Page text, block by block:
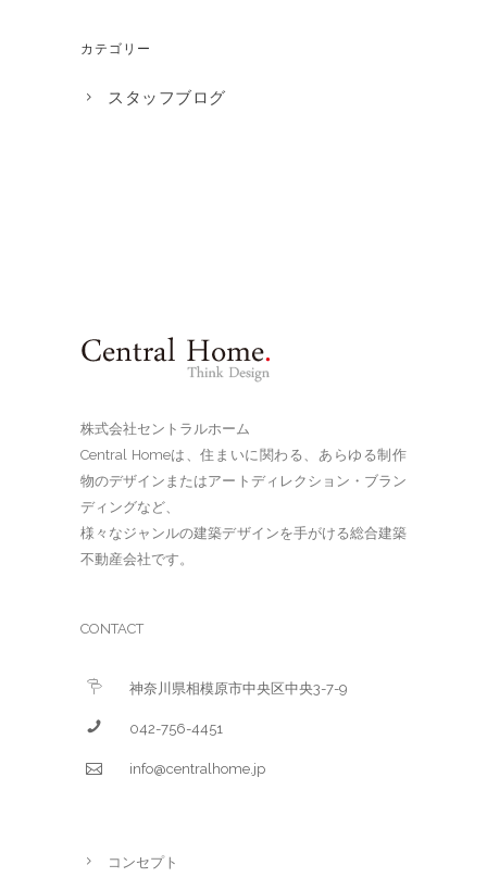
カテゴリー
スタッフブログ
株式会社セントラルホーム
Central Homeは、住まいに関わる、あらゆる制作
物のデザインまたはアートディレクション・ブラン
ディングなど、
様々なジャンルの建築デザインを手がける総合建築
不動産会社です。
CONTACT
神奈川県相模原市中央区中央3-7-9
042-756-4451
info@centralhome.jp
コンセプト